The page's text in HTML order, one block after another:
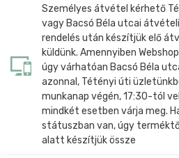
Személyes átvétel kérhető
vagy Bacsó Béla utcai
rendelés után készítjük elő
küldünk. Amennyiben
úgy várhatóan Bacsó Béla
azonnal, Tétényi úti
munkanap végén, 17:30-tól
mindkét esetben várja meg.
státuszban van, úgy
alatt készítjük össze